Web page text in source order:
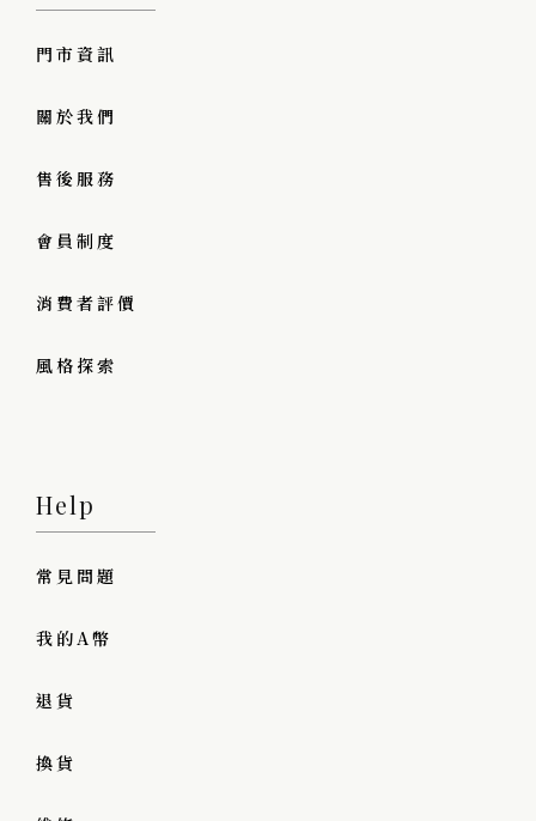
門市資訊
關於我們
售後服務
會員制度
消費者評價
風格探索
Help
常見問題
我的A幣
退貨
換貨